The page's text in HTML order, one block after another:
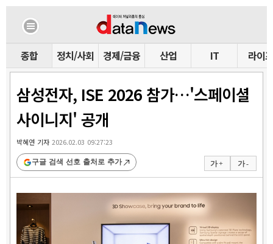
종합 정치/사회 경제/금융 산업 IT 라이프
삼성전자, ISE 2026 참가…'스페이셜
사이니지' 공개
박혜연 기자2026.02.03 09:27:23
가 + 가 -
구글 검색 선호 출처로 추가